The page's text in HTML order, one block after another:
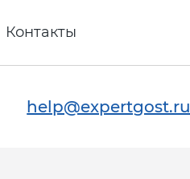
Контакты
help@expertgost.ru